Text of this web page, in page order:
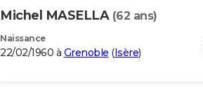
Michel MASELLA (62 ans)
Naissance
22/02/1960 à Grenoble (Isère)